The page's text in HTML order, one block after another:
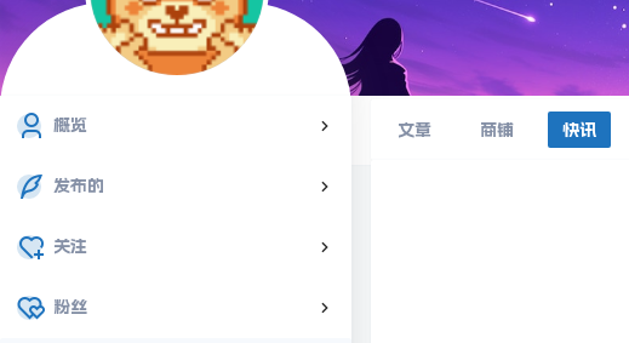
概览
发布的
关注
粉丝
文章 商铺 快讯